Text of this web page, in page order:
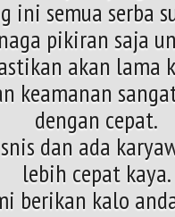
ini semua serba
pikiran saja
akan lama
keamanan
dengan cepat.
dan ada
lebih cepat kaya.
berikan kalo